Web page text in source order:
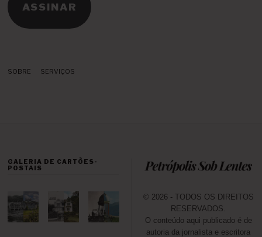
ASSINAR
SOBRE SERVIÇOS
GALERIA DE CARTÕES-
POSTAIS
© 2026 - TODOS OS DIREITOS
RESERVADOS.
O conteúdo aqui publicado é de
autoria da jornalista e escritora